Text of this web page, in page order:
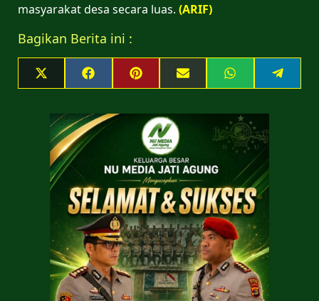
masyarakat desa secara luas. (ARIF)
Bagikan Berita ini :